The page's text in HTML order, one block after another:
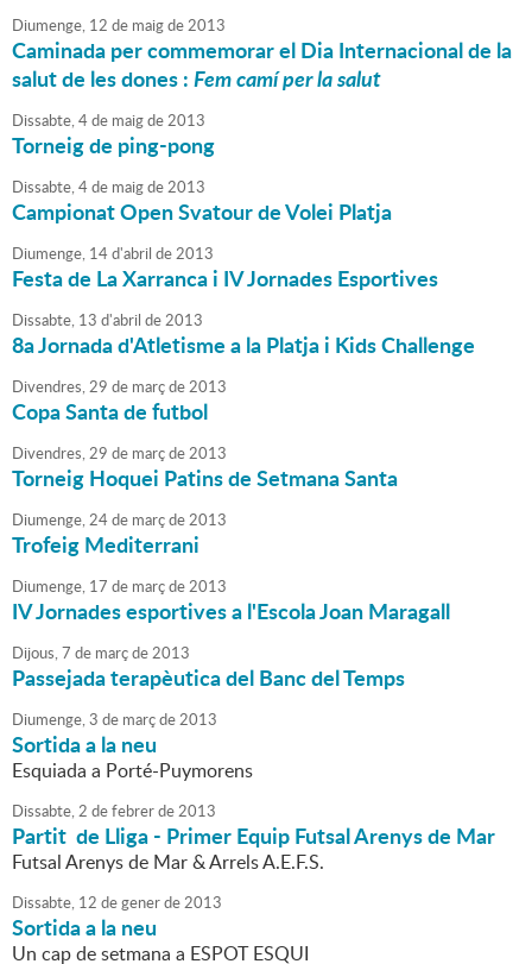
Diumenge, 12 de maigde2013
Caminada per commemorar el Dia Internacional de la
salut de les dones :Fem camí per la salut
Dissabte,4de maigde2013
Torneig de ping-pong
Dissabte,4de maigde2013
Campionat Open Svatour de Volei Platja
Diumenge, 14d'abril de2013
Festa de La Xarranca i IV Jornades Esportives
Dissabte, 13 d'abril de2013
8a Jornada d'Atletisme a la Platja i Kids Challenge
Divendres,29 de marçde2013
Copa Santa de futbol
Divendres,29 de marçde2013
Torneig Hoquei Patins de Setmana Santa
Diumenge,24de marçde2013
Trofeig Mediterrani
Diumenge, 17 de marçde2013
IV Jornades esportives a l'Escola Joan Maragall
Dijous,7 de marçde2013
Passejada terapèutica del Banc del Temps
Diumenge,3 de marçde2013
Sortida a la neu
Esquiada a Porté-Puymorens
Dissabte,2 defebrerde2013
Partit de Lliga - Primer Equip Futsal Arenys de Mar
Futsal Arenys de Mar & Arrels A.E.F.S.
Dissabte, 12 degenerde2013
Sortida a la neu
Un cap de setmana a ESPOT ESQUI